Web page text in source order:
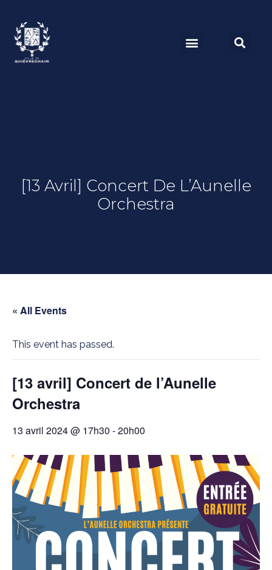
[13 Avril] Concert De L’Aunelle
Orchestra
« All Events
This event has passed.
[13 avril] Concert de l’Aunelle
Orchestra
13 avril 2024 @ 17h30 -20h00